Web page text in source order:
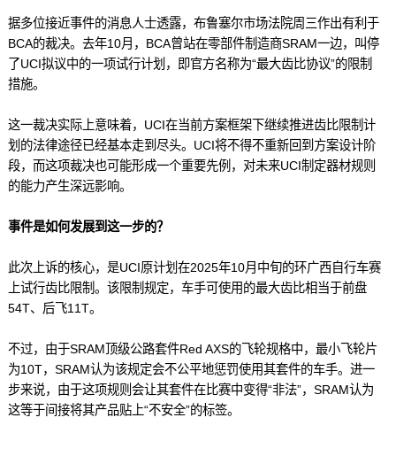
据多位接近事件的消息人士透露，布鲁塞尔市场法院周三作出有利于
BCA的裁决。去年10月，BCA曾站在零部件制造商SRAM一边，叫停
了UCI拟议中的一项试行计划，即官方名称为“最大齿比协议”的限制
措施。
这一裁决实际上意味着，UCI在当前方案框架下继续推进齿比限制计
划的法律途径已经基本走到尽头。UCI将不得不重新回到方案设计阶
段，而这项裁决也可能形成一个重要先例，对未来UCI制定器材规则
的能力产生深远影响。
事件是如何发展到这一步的？
此次上诉的核心，是UCI原计划在2025年10月中旬的环广西自行车赛
上试行齿比限制。该限制规定，车手可使用的最大齿比相当于前盘
54T、后飞11T。
不过，由于SRAM顶级公路套件Red AXS的飞轮规格中，最小飞轮片
为10T，SRAM认为该规定会不公平地惩罚使用其套件的车手。进一
步来说，由于这项规则会让其套件在比赛中变得“非法”，SRAM认为
这等于间接将其产品贴上“不安全”的标签。